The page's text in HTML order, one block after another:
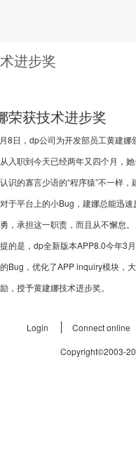
进步奖
荣获技术进步奖
8日，dp公司为开发部员工黄建娜
入职到今天已经两年又四个月，
识的寡言少语的“程序猿”不一样
于平台上的小Bug，建娜总能迅
，承担这一职责，而且从不懈怠。
的是，dp全新版本APP8.0今年3
Bug，优化了APP inquiry模块，
，授予黄建娜技术进步奖。
Login
Connect online
Copyright©2003-